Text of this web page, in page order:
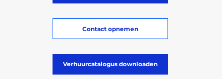
Contact opnemen
Verhuurcatalogus downloaden